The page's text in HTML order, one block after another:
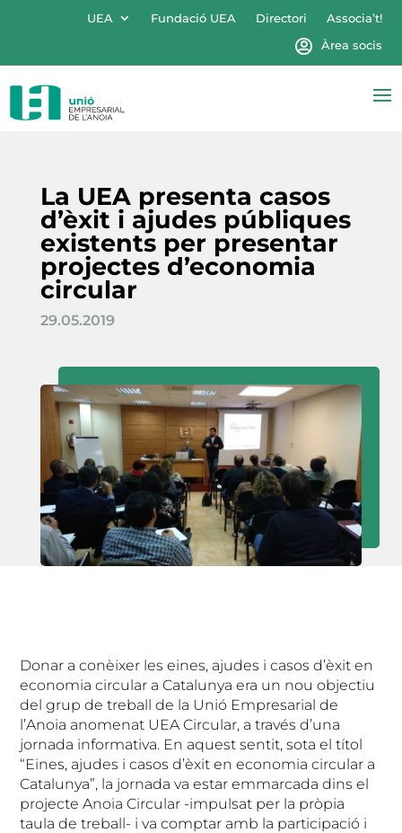
UEA Fundació UEA Directori
Associa’t!
Àrea socis
La UEA presenta casos
d’èxit i ajudes públiques
existents per presentar
projectes d’economia
circular
29.05.2019
Donar a conèixer les eines, ajudes i casos d’èxit en
economia circular a Catalunya era un nou objectiu
del grup de treball de la Unió Empresarial de
l’Anoia anomenat UEA Circular, a través d’una
jornada informativa. En aquest sentit, sota el títol
“Eines, ajudes i casos d’èxit en economia circular a
Catalunya”, la jornada va estar emmarcada dins el
projecte Anoia Circular -impulsat per la pròpia
taula de treball- i va comptar amb la participació i